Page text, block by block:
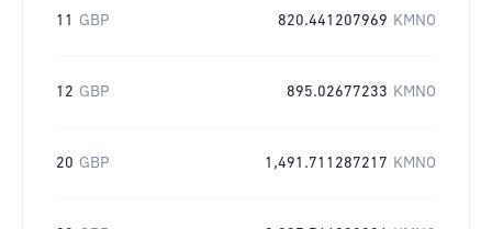
11 GBP 820.441207969 KMNO
12 GBP 895.02677233 KMNO
20 GBP 1,491.711287217 KMNO